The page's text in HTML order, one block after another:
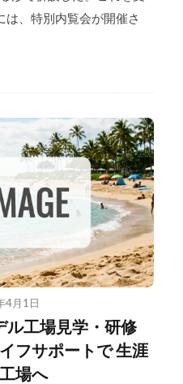
、特別内覧会が開催さ
4月1日
ル工場見学・研修
フサポートで 生涯
場へ